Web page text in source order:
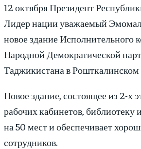
12 октября Президент
Лидер нации уважаемый
новое здание Исполнительного
Народной Демократической
Таджикистана в Рошткалинском
Новое здание, состоящее из 2-х
рабочих кабинетов, библиотеку
на 50 мест и обеспечивает
сотрудников.